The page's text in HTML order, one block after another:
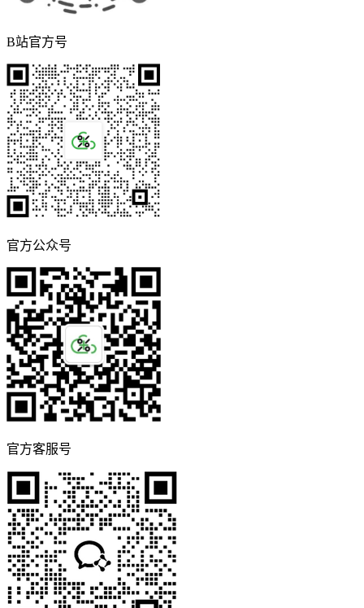
B站官方号
官方公众号
官方客服号